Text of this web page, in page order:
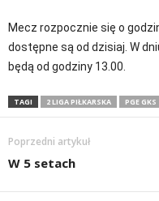
Mecz rozpocznie się o
dostępne są od dzisiaj. W
będą od godziny 13.00.
TAGI 2 LIGA PIŁKARSKA PGE GKS
Poprzedni artykuł
W 5 setach